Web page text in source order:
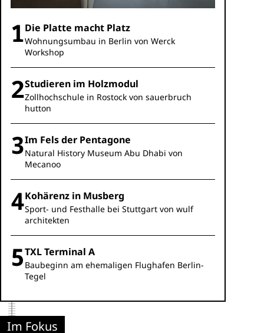
Die Platte macht Platz
Wohnungsumbau in Berlin von Werck
Workshop
Studieren im Holzmodul
Zollhochschule in Rostock von sauerbruch
hutton
Im Fels der Pentagone
Natural History Museum Abu Dhabi von
Mecanoo
Kohärenz in Musberg
Sport- und Festhalle bei Stuttgart von wulf
architekten
TXL Terminal A
Baubeginn am ehemaligen Flughafen Berlin-
Tegel
Im Fokus